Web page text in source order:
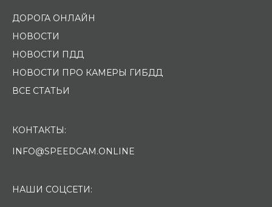
ДОРОГА ОНЛАЙН
НОВОСТИ
НОВОСТИ ПДД
НОВОСТИ ПРО КАМЕРЫ ГИБДД
ВСЕ СТАТЬИ
КОНТАКТЫ:
INFO@SPEEDCAM.ONLINE
НАШИ СОЦСЕТИ: